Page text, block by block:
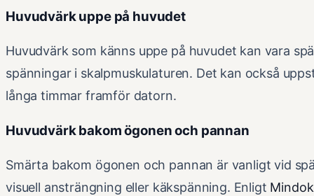
Huvudvärk uppe på huvudet
Huvudvärk som känns uppe på huvudet kan vara
spänningar i skalpmuskulaturen. Det kan också
långa timmar framför datorn.
Huvudvärk bakom ögonen och pannan
Smärta bakom ögonen och pannan är vanligt vid
visuell ansträngning eller käkspänning. Enligt